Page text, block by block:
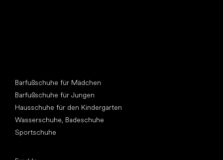
Barfußschuhe für Mädchen
Barfußschuhe für Jungen
Hausschuhe für den Kindergarten
Wasserschuhe, Badeschuhe
Sportschuhe